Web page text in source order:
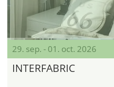
29. sep. - 01. oct. 2026
INTERFABRIC